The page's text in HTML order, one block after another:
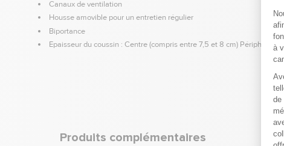
Canaux de ventilation
Housse amovible pour un entretien régulier
Biportance
Epaisseur du coussin : Centre (compris entre 7,5 et 8 cm) Périphérie
Produits complémentaires